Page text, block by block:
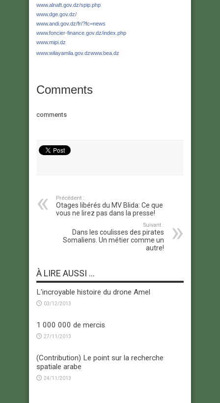
www.alnaft.gov.dz/spip.php
www.dge.gov.dz/
www.andi.gov.dz/fr/?fc=news
www.foncier-finance.gov.dz/index.php
www.mipi.dz
www.wilayamila.gov.dzwww.bea.dz
Comments
comments
Précédent :
Otages libérés du MV Blida: Ce que
vous ne lirez pas dans la presse!
Suivant :
Dans les coulisses des pirates
Somaliens. Un métier comme un
autre!
À LIRE AUSSI ...
L'incroyable histoire du drone Amel
03/12/2013
1 000 000 de mercis
27/11/2013
(Contribution) Le point sur la recherche
spatiale arabe
24/11/2013